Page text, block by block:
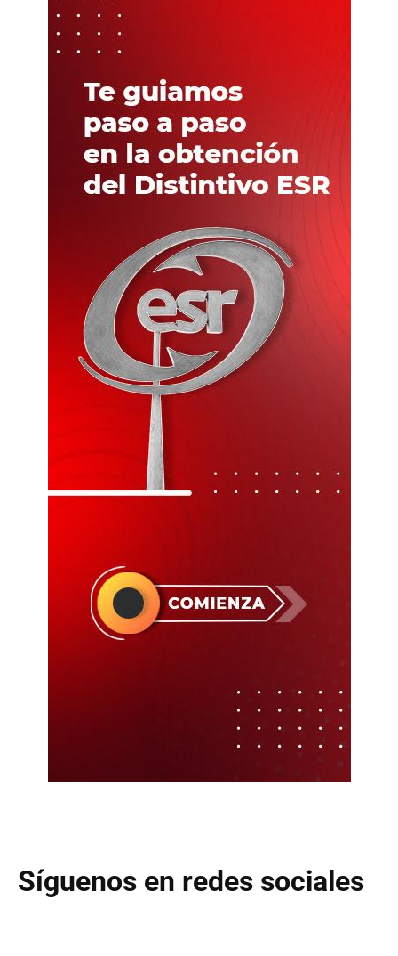
Síguenos en redes sociales